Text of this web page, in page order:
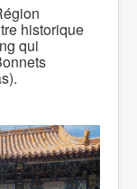
historique
qui